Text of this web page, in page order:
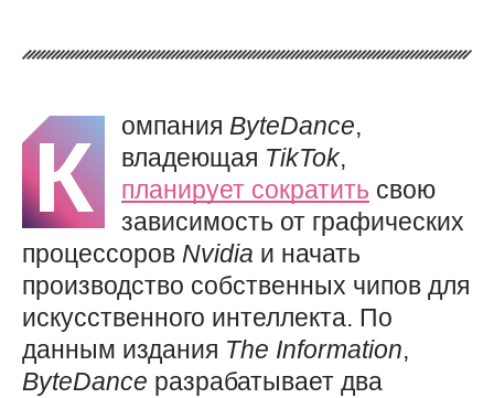
К омпания ByteDance,
владеющая TikTok,
планирует сократить свою
зависимость от графических
процессоров Nvidia и начать
производство собственных чипов для
искусственного интеллекта. По
данным издания The Information,
ByteDance разрабатывает два